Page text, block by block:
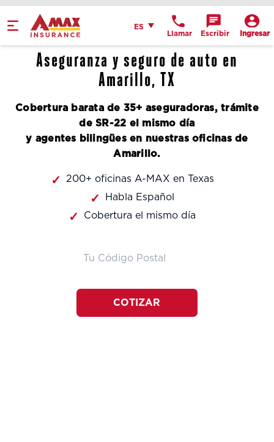
Obtén indicaciones
llame a la oficina
ubicación
Home
ESEspañol
Llamar Escribir Ingresar
Aseguranza y seguro de auto en
Amarillo, TX
Cobertura barata de 35+ aseguradoras, trámite
de SR-22 el mismo día
y agentes bilingües en nuestras oficinas de
Amarillo.
200+ oficinas A-MAX en Texas
Habla Español
Cobertura el mismo día
COTIZAR